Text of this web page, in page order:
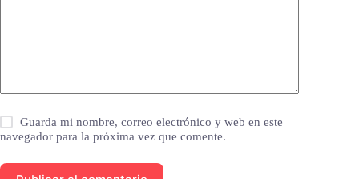
Guarda mi nombre, correo electrónico y web en este
navegador para la próxima vez que comente.